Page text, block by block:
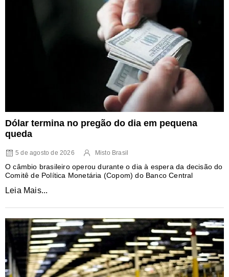
Dólar termina no pregão do dia em pequena
queda
5 de agosto de 2026 Misto Brasil
O câmbio brasileiro operou durante o dia à espera da decisão do
Comitê de Política Monetária (Copom) do Banco Central
Leia Mais...